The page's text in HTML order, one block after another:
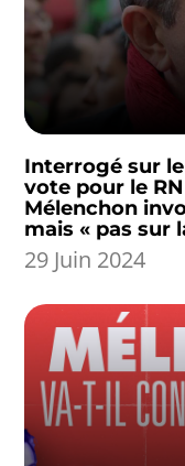
Interrogé sur
vote pour le
Mélenchon
mais « pas sur
29 Juin 2024